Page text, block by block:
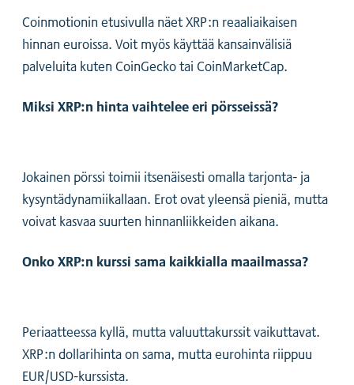
Coinmotionin etusivulla näet XRP:n reaaliaikaisen
hinnan euroissa. Voit myös käyttää kansainvälisiä
palveluita kuten CoinGecko tai CoinMarketCap.
Miksi XRP:n hinta vaihtelee eri pörsseissä?
Jokainen pörssi toimii itsenäisesti omalla tarjonta- ja
kysyntädynamiikallaan. Erot ovat yleensä pieniä, mutta
voivat kasvaa suurten hinnanliikkeiden aikana.
Onko XRP:n kurssi sama kaikkialla maailmassa?
Periaatteessa kyllä, mutta valuuttakurssit vaikuttavat.
XRP:n dollarihinta on sama, mutta eurohinta riippuu
EUR/USD-kurssista.